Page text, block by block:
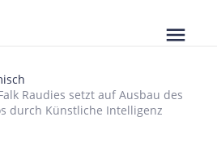
menu
Raudies setzt auf Ausbau des
durch Künstliche Intelligenz